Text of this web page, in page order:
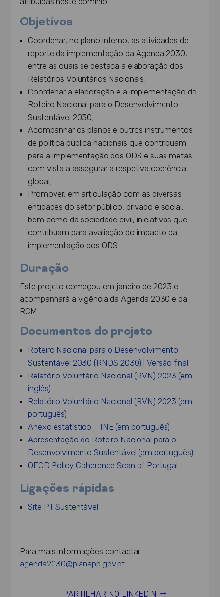
Objetivos
Coordenar, no plano interno, as atividades de
reporte da implementação da Agenda 2030,
entre as quais se destaca a elaboração dos
Relatórios Voluntários Nacionais;
Coordenar a elaboração e a implementação do
Roteiro Nacional para o Desenvolvimento
Sustentável 2030;
Acompanhar os planos e outros instrumentos
de política pública nacionais que contribuam
para a implementação dos ODS e suas metas,
com vista a assegurar a respetiva coerência
global;
Promover, em articulação com as diversas
entidades do setor público, privado e social,
bem como da sociedade civil, iniciativas que
contribuam para avaliação do impacto da
implementação dos ODS.
Duração
Este projeto começou em janeiro de 2023 e
acompanhará a vigência da Agenda 2030 e da
RCM.
Documentos do projeto
Roteiro Nacional para o Desenvolvimento
Sustentável 2030 (RNDS 2030) | Versão final
Relatório Voluntário Nacional (RVN) 2023 (em
inglês)
Relatório Voluntário Nacional (RVN) 2023 (em
português)
Anexo estatístico – INE (em português)
Apresentação do Roteiro Nacional para o
Desenvolvimento Sustentável (em português)
OECD Policy Coherence Scan of Portugal
Ligações rápidas
Site PT Sustentável
Para mais informações contactar:
agenda2030@planapp.gov.pt
PARTILHAR NO LINKEDIN